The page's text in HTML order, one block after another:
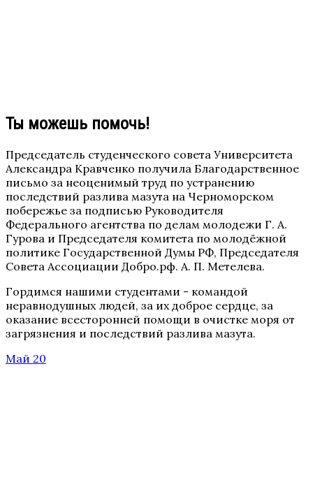
Ты можешь помочь!
Председатель студенческого совета Университета
Александра Кравченко получила Благодарственное
письмо за неоценимый труд по устранению
последствий разлива мазута на Черноморском
побережье за подписью Руководителя
Федерального агентства по делам молодежи Г. А.
Гурова и Председателя комитета по молодёжной
политике Государственной Думы РФ, Председателя
Совета Ассоциации Добро.рф. А. П. Метелева.
Гордимся нашими студентами - командой
неравнодушных людей, за их доброе сердце, за
оказание всесторонней помощи в очистке моря от
загрязнения и последствий разлива мазута.
Май 20